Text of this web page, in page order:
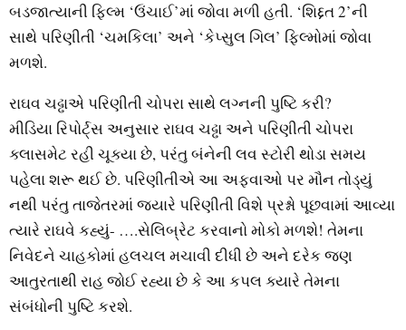
બડજાત્યાની ફિલ્મ ‘ઉંચાઈ’માં જોવા મળી હતી. ‘શિદ્દત 2’ની
સાથે પરિણીતી ‘ચમકિલા’ અને ‘કેપ્સુલ ગિલ’ ફિલ્મોમાં જોવા
મળશે.
રાઘવ ચઢ્ઢાએ પરિણીતી ચોપરા સાથે લગ્નની પુષ્ટિ કરી?
મીડિયા રિપોર્ટ્સ અનુસાર રાઘવ ચઢ્ઢા અને પરિણીતી ચોપરા
ક્લાસમેટ રહી ચૂક્યા છે, પરંતુ બંનેની લવ સ્ટોરી થોડા સમય
પહેલા શરૂ થઈ છે. પરિણીતીએ આ અફવાઓ પર મૌન તોડ્યું
નથી પરંતુ તાજેતરમાં જ્યારે પરિણીતી વિશે પ્રશ્નો પૂછવામાં આવ્યા
ત્યારે રાઘવે કહ્યું- ….સેલિબ્રેટ કરવાનો મોકો મળશે! તેમના
નિવેદને ચાહકોમાં હલચલ મચાવી દીધી છે અને દરેક જણ
આતુરતાથી રાહ જોઈ રહ્યા છે કે આ કપલ ક્યારે તેમના
સંબંધોની પુષ્ટિ કરશે.